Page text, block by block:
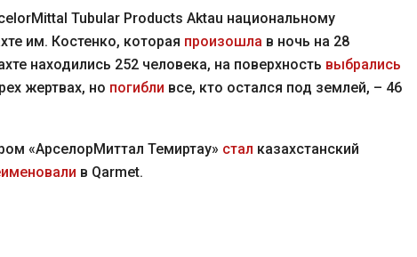
Tubular Products Aktau национальному
им. Костенко, которая произошла в ночь на 28
находились 252 человека, на поверхность выбрались
жертвах, но погибли все, кто остался под землей, – 46
«АрселорМиттал Темиртау» стал казахстанский
в Qarmet.